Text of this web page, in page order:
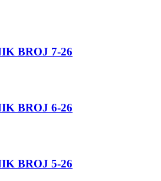
BROJ 7-26
BROJ 6-26
BROJ 5-26